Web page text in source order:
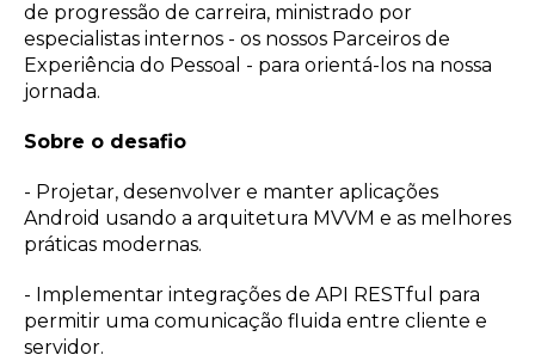
de progressão de carreira, ministrado por
especialistas internos - os nossos Parceiros de
Experiência do Pessoal - para orientá-los na nossa
jornada.
Sobre o desafio
- Projetar, desenvolver e manter aplicações
Android usando a arquitetura MVVM e as melhores
práticas modernas.
- Implementar integrações de API RESTful para
permitir uma comunicação fluida entre cliente e
servidor.